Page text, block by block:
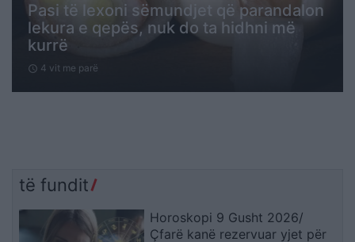
Pasi të lexoni sëmundjet që parandalon
lekura e qepës, nuk do ta hidhni më
kurrë
schedule 4 vit me parë
të fundit
Horoskopi 9 Gusht 2026/
Çfarë kanë rezervuar yjet për